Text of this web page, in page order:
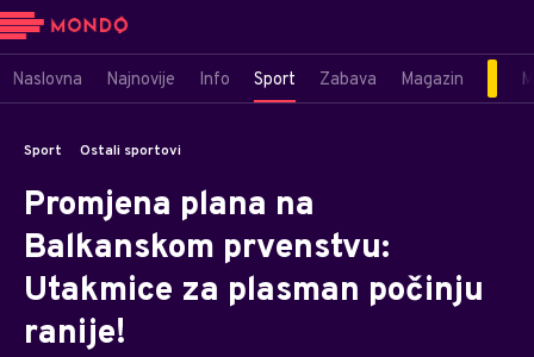
Naslovna Najnovije Info Sport Zabava Magazin
Sport Ostali sportovi
Promjena plana na
Balkanskom prvenstvu:
Utakmice za plasman počinju
ranije!